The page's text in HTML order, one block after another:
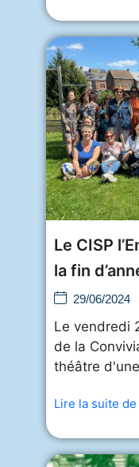
Le CISP
la fin
29/06/2024
Le vendredi
de la
théâtre
Lire la suite